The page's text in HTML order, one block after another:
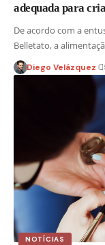
adequada para
De acordo com a
Belletato, a
Diego Velázquez
NOTÍCIAS